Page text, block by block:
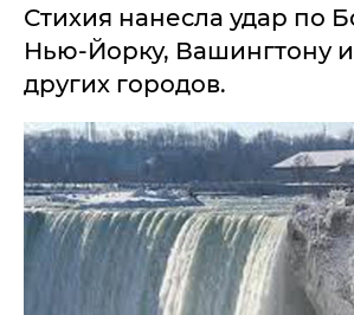
Стихия нанесла удар по
Нью-Йорку, Вашингтону и
других городов.